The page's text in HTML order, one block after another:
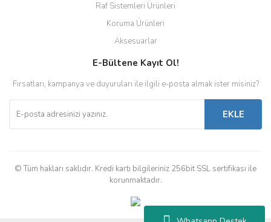
Raf Sistemleri Ürünleri
Koruma Ürünleri
Aksesuarlar
E-Bültene Kayıt Ol!
Fırsatları, kampanya ve duyuruları ile ilgili e-posta almak ister misiniz?
EKLE
© Tüm hakları saklıdır. Kredi kartı bilgileriniz 256bit SSL sertifikası ile
korunmaktadır.